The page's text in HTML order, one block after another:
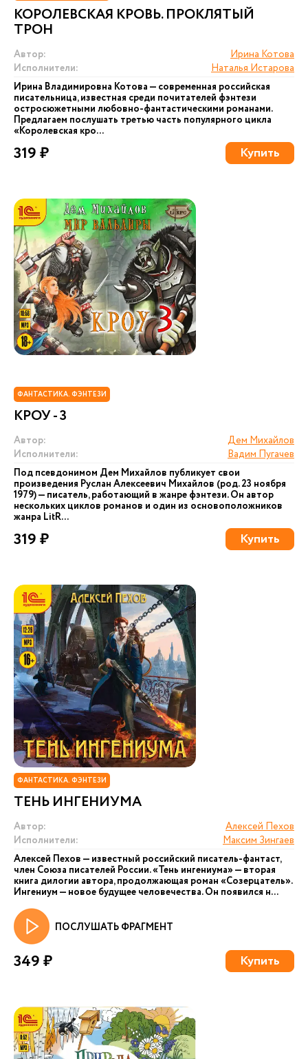
КОРОЛЕВСКАЯ КРОВЬ. ПРОКЛЯТЫЙ
ТРОН
Автор:
Ирина Котова
Исполнители:
Наталья Истарова
Ирина Владимировна Котова — современная российская
писательница, известная среди почитателей фэнтези
остросюжетными любовно-фантастическими романами.
Предлагаем послушать третью часть популярного цикла
«Королевская кро...
319 ₽ Купить
ФАНТАСТИКА. ФЭНТЕЗИ
КРОУ - 3
Автор:
Дем Михайлов
Исполнители:
Вадим Пугачев
Под псевдонимом Дем Михайлов публикует свои
произведения Руслан Алексеевич Михайлов (род. 23 ноября
1979) — писатель, работающий в жанре фэнтези. Он автор
нескольких циклов романов и один из основоположников
жанра LitR...
319 ₽ Купить
ФАНТАСТИКА. ФЭНТЕЗИ
ТЕНЬ ИНГЕНИУМА
Автор:
Алексей Пехов
Исполнители:
Максим Зингаев
Алексей Пехов — известный российский писатель-фантаст,
член Союза писателей России. «Тень ингениума» — вторая
книга дилогии автора, продолжающая роман «Созерцатель».
Ингениум — новое будущее человечества. Он появился н...
ПОСЛУШАТЬ ФРАГМЕНТ
349 ₽ Купить